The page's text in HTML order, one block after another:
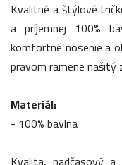
Kvalitné a štýlové
a príjemnej 100%
komfortné nosenie a
pravom ramene našitý
Materiál:
- 100% bavlna